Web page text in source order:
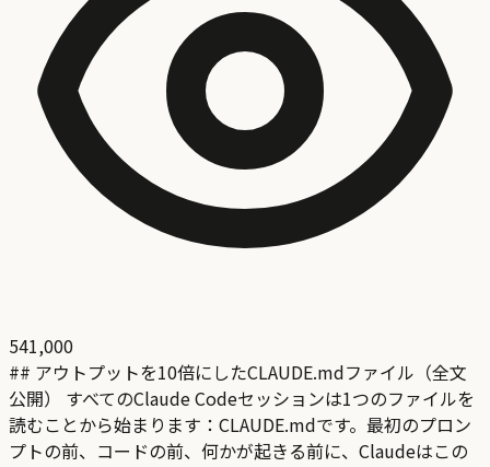
541,000
## アウトプットを10倍にしたCLAUDE.mdファイル（全文
公開） すべてのClaude Codeセッションは1つのファイルを
読むことから始まります：CLAUDE.mdです。最初のプロン
プトの前、コードの前、何かが起きる前に、Claudeはこの